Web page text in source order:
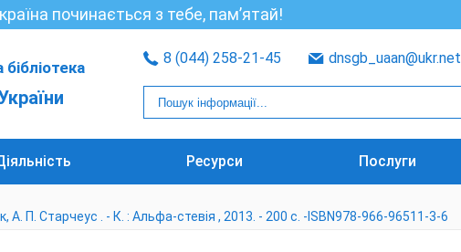
починається з тебе, пам’ятай!
8 (044) 258-21-45 dnsgb_uaan@ukr.net
Ресурси Послуги
П. Старчеус . - К. : Альфа-стевія , 2013. - 200 с. -ISBN978-966-96511-3-6